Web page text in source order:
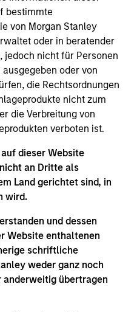
bestimmte
von Morgan Stanley
oder in beratender
jedoch nicht für Personen
oder von
die Rechtsordnungen
nicht zum
die Verbreitung von
verboten ist.
dieser Website
an Dritte als
Land gerichtet sind, in
wird.
und dessen
Website enthaltenen
schriftliche
weder ganz noch
übertragen
sollten erst gestellt
das Key
oder das Key Investor
der Jahres- und
oder andere
online unter
im/msinvf/index.html
beim Geschäftssitz von
European Bank and
B 29 192, erhältlich.
des
der Anlegerrechte
Webseite.
hinaus das
und alle Anleger aus
Informationen für
beachten.
Verkaufsprospekts, des
der Gesellschaft und der
sowie zusätzliche
der Schweizer Vertretung